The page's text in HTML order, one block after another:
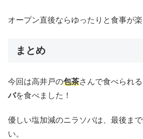
オープン直後ならゆったりと食事が楽
まとめ
今回は高井戸の包茶さんで食べられる
バを食べました！
優しい塩加減のニラソバは、最後ま
い。